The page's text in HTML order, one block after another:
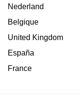
Nederland
Belgique
United Kingdom
España
France